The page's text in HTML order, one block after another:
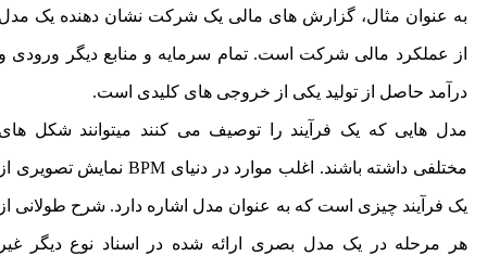
به عنوان مثال، گزارش های مالی یک شرکت نشان دهنده یک مدل
از عملکرد مالی شرکت است. تمام سرمایه و منابع دیگر ورودی و
درآمد حاصل از تولید یکی از خروجی های کلیدی است.
مدل هایی که یک فرآیند را توصیف می کنند میتوانند شکل های
مختلفی داشته باشند. اغلب موارد در دنیای BPM نمایش تصویری از
یک فرآیند چیزی است که به عنوان مدل اشاره دارد. شرح طولانی از
هر مرحله در یک مدل بصری ارائه شده در اسناد نوع دیگر غیر